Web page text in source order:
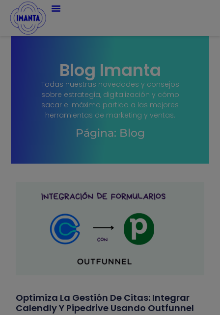
Blog Imanta
Todas nuestras novedades y consejos
sobre estrategia, digitalización y cómo
sacar el máximo partido a las mejores
herramientas de marketing y ventas.
Página: Blog
Optimiza La Gestión De Citas: Integrar
Calendly Y Pipedrive Usando Outfunnel